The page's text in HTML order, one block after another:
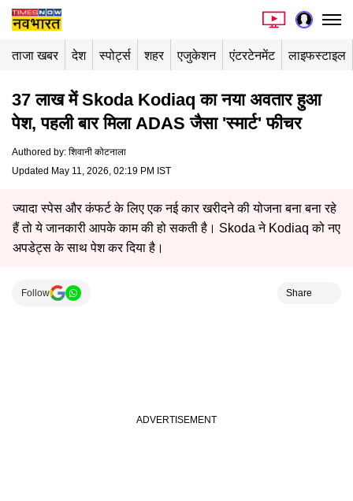
ताजा खबर देश स्पोर्ट्स शहर एजुकेशन एंटरटेनमेंट लाइफस्टाइल
37 लाख में Skoda Kodiaq का नया अवतार हुआ
पेश, पहली बार मिला ADAS जैसा 'स्मार्ट' फीचर
Authored by: शिवानी कोटनाला
Updated May 11, 2026, 02:19 PM IST
ज्यादा स्पेस और कंफर्ट के लिए एक नई कार खरीदने की योजना बना बना रहे
हैं तो ये जानकारी आपके काम की हो सकती है। Skoda ने Kodiaq को नए
अपडेट्स के साथ पेश कर दिया है।
Follow Share